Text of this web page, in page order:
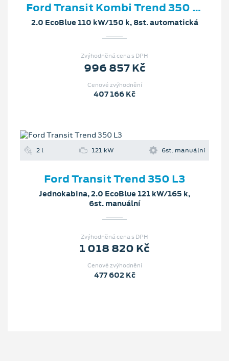
Ford Transit Kombi Trend 350 L3
2.0 EcoBlue 110 kW/150 k, 8st. automatická
Zvýhodněná cena s DPH
996 857 Kč
Cenové zvýhodnění
407 166 Kč
2 l 121 kW 6st. manuální
Ford Transit Trend 350 L3
Jednokabina, 2.0 EcoBlue 121 kW/165 k,
6st. manuální
Zvýhodněná cena s DPH
1 018 820 Kč
Cenové zvýhodnění
477 602 Kč